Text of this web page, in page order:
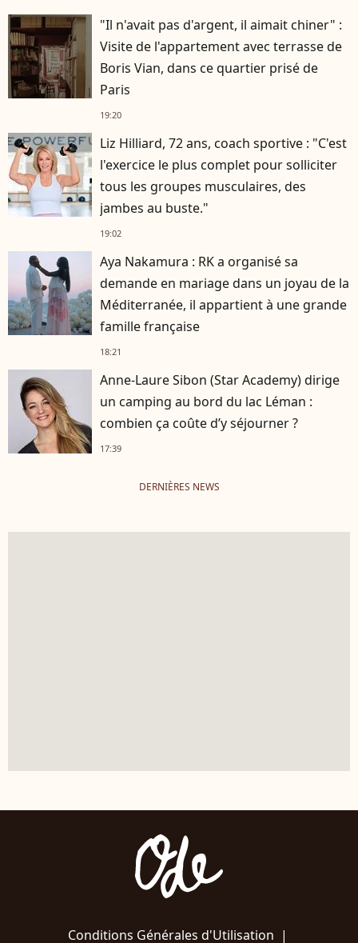
"Il n'avait pas d'argent, il aimait chiner" :
Visite de l'appartement avec terrasse de
Boris Vian, dans ce quartier prisé de
Paris
19:20
Liz Hilliard, 72 ans, coach sportive : "C'est
l'exercice le plus complet pour solliciter
tous les groupes musculaires, des
jambes au buste."
19:02
Aya Nakamura : RK a organisé sa
demande en mariage dans un joyau de la
Méditerranée, il appartient à une grande
famille française
18:21
Anne-Laure Sibon (Star Academy) dirige
un camping au bord du lac Léman :
combien ça coûte d’y séjourner ?
17:39
DERNIÈRES NEWS
Conditions Générales d'Utilisation |